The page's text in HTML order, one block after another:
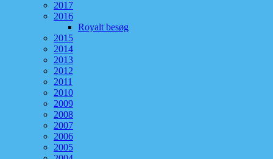
2017
2016
Royalt besøg
2015
2014
2013
2012
2011
2010
2009
2008
2007
2006
2005